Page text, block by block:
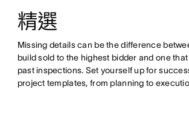
精選
Missing details can be the difference
build sold to the highest bidder and one
past inspections. Set yourself up for
project templates, from planning to